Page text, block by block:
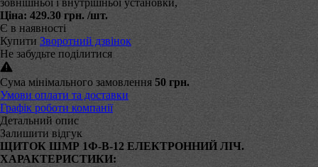
зовнішньої і внутрішньої установки,
Ціна: 429.30 грн. /шт.
Є в наявності
Купити Зворотний дзвінок
Не забудьте поділитися
Сума мінімального замовлення 50 грн.
Умови оплати та доставки
Графік роботи компанії
Детальний опис
Залишити відгук
ЩИТОК ШМР 1Ф-В-12 ЕЛЕКТРОННИЙ ЛІЧ.
ХАРАКТЕРИСТИКИ: